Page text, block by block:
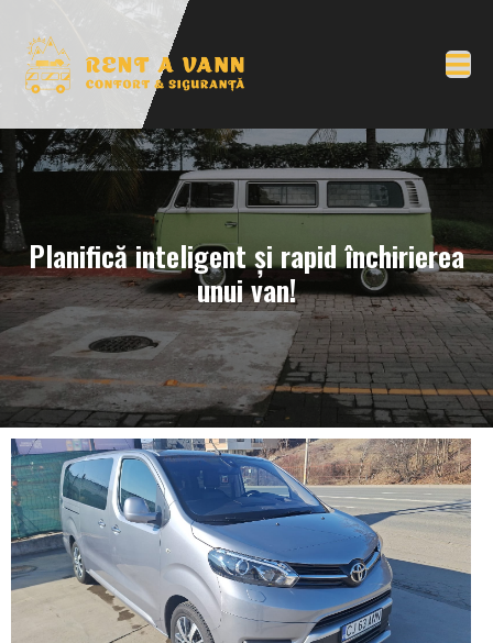
Planifică inteligent și rapid închirierea
unui van!